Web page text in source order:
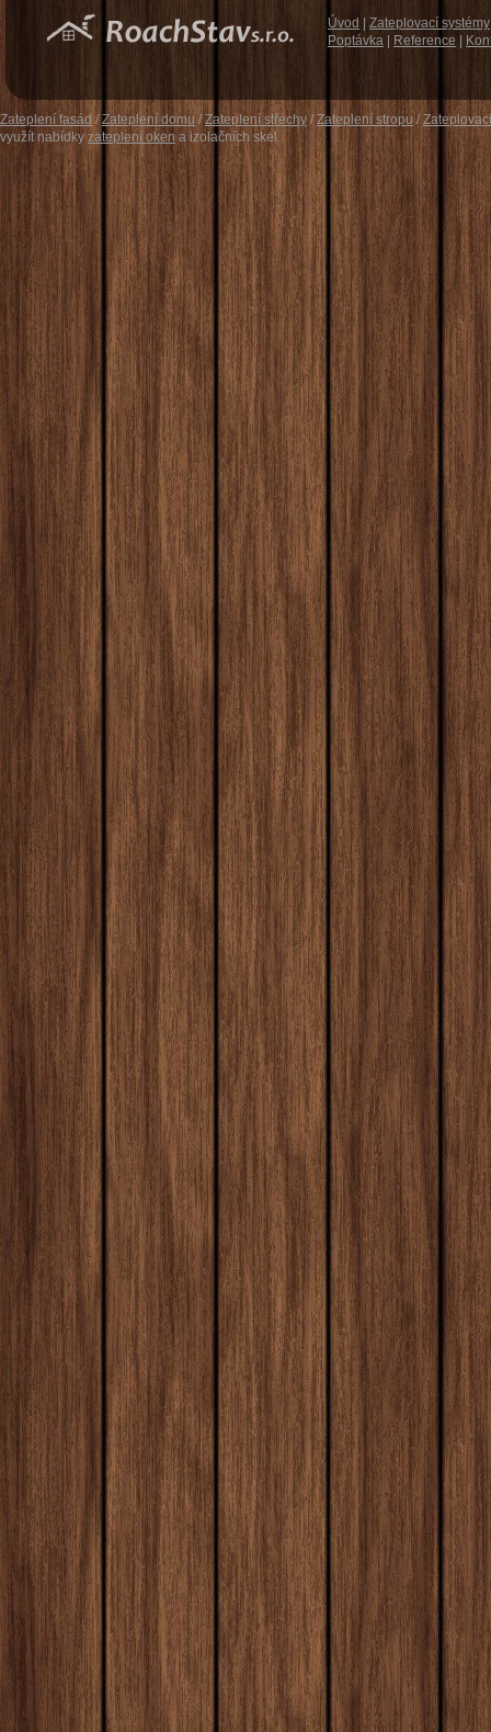
Úvod Zateplovací systémy
Poptávka
Reference
Zateplení fasád /Zateplení domu /Zateplení střechy/Zateplení stropu/
využít nabídkyzateplení oken a izolačních skel.